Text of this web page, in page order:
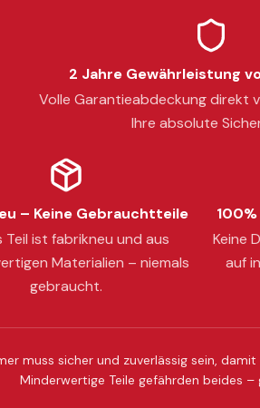
2 Jahre Gewährleistung
Volle Garantieabdeckung direkt
Ihre absolute
– Keine Gebrauchtteile
Teil ist fabrikneu und aus
Materialien – niemals
gebraucht.
Keine
auf
muss sicher und zuverlässig sein,
Minderwertige Teile gefährden beides –